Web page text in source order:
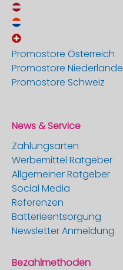
Promostore Österreich
Promostore Niederlande
Promostore Schweiz
News & Service
Zahlungsarten
Werbemittel Ratgeber
Allgemeiner Ratgeber
Social Media
Referenzen
Batterieentsorgung
Newsletter Anmeldung
Bezahlmethoden